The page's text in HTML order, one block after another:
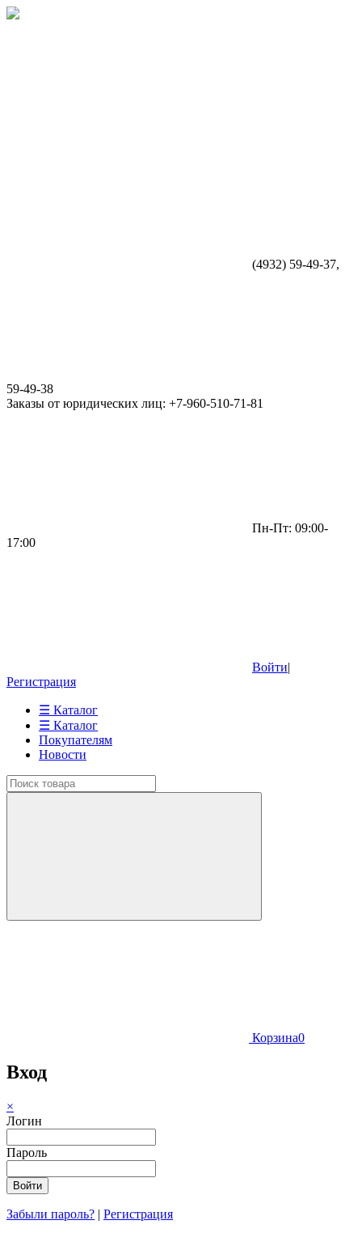
(4932) 59-49-37,
59-49-38
Заказы от юридических лиц: +7-960-510-71-81
Пн-Пт: 09:00-
17:00
Войти|
Регистрация
☰ Каталог
☰ Каталог
Покупателям
Новости
Корзина0
Вход
×
Логин
Пароль
Забыли пароль? | Регистрация